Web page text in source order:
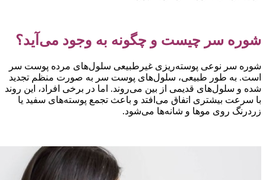
سر چیست و چگونه به وجود می‌آید؟
سر نوعی پوسته‌ریزی غیرطبیعی سلول‌های مرده پوست سر
به طور طبیعی، سلول‌های پوست سر به صورت منظم تجدید
و سلول‌های قدیمی از بین می‌روند. اما در برخی افراد، این روند
سرعت بیشتری اتفاق می‌افتد و باعث تجمع پوسته‌های سفید یا
روی موها و شانه‌ها می‌شود.